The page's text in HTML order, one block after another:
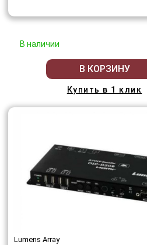
В наличии
В КОРЗИНУ
Купить в 1 клик
Lumens Array